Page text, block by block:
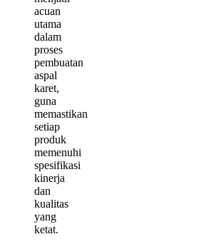
acuan
utama
dalam
proses
pembuatan
aspal
karet,
guna
memastikan
setiap
produk
memenuhi
spesifikasi
kinerja
dan
kualitas
yang
ketat.